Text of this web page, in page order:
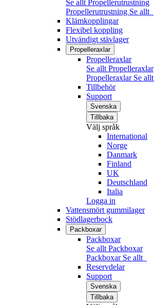
Se allt Propellerutrustning
Propellerutrustning Se allt
Klämkopplingar
Flexibel koppling
Utvändigt stävlager
Propelleraxlar
Propelleraxlar
Se allt Propelleraxlar
Propelleraxlar Se allt
Tillbehör
Support
Svenska
Tillbaka
Välj språk
International
Norge
Danmark
Finland
UK
Deutschland
Italia
Logga in
Vattensmört gummilager
Stödlagerbock
Packboxar
Packboxar
Se allt Packboxar
Packboxar Se allt
Reservdelar
Support
Svenska
Tillbaka